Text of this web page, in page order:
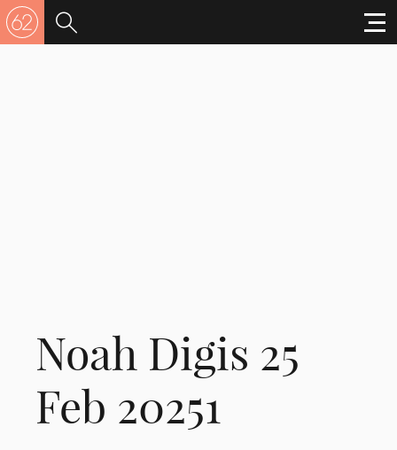
Noah Digis 25
Feb 20251